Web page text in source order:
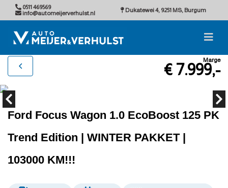
0511 469569
info@automeijerverhulst.nl
Dukatewei 4, 9251 MS, Burgum
Marge
€ 7.999,-
Ford Focus Wagon 1.0 EcoBoost 125 PK
Trend Edition | WINTER PAKKET |
103000 KM!!!